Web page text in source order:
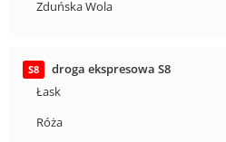
Zduńska Wola
S8
droga ekspresowa S8
Łask
Róża